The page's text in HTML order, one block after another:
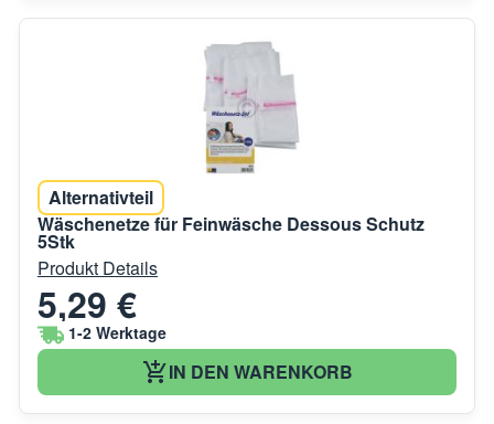
Alternativteil
Wäschenetze für Feinwäsche Dessous Schutz
5Stk
Produkt Details
5,29 €
1-2 Werktage
IN DEN WARENKORB